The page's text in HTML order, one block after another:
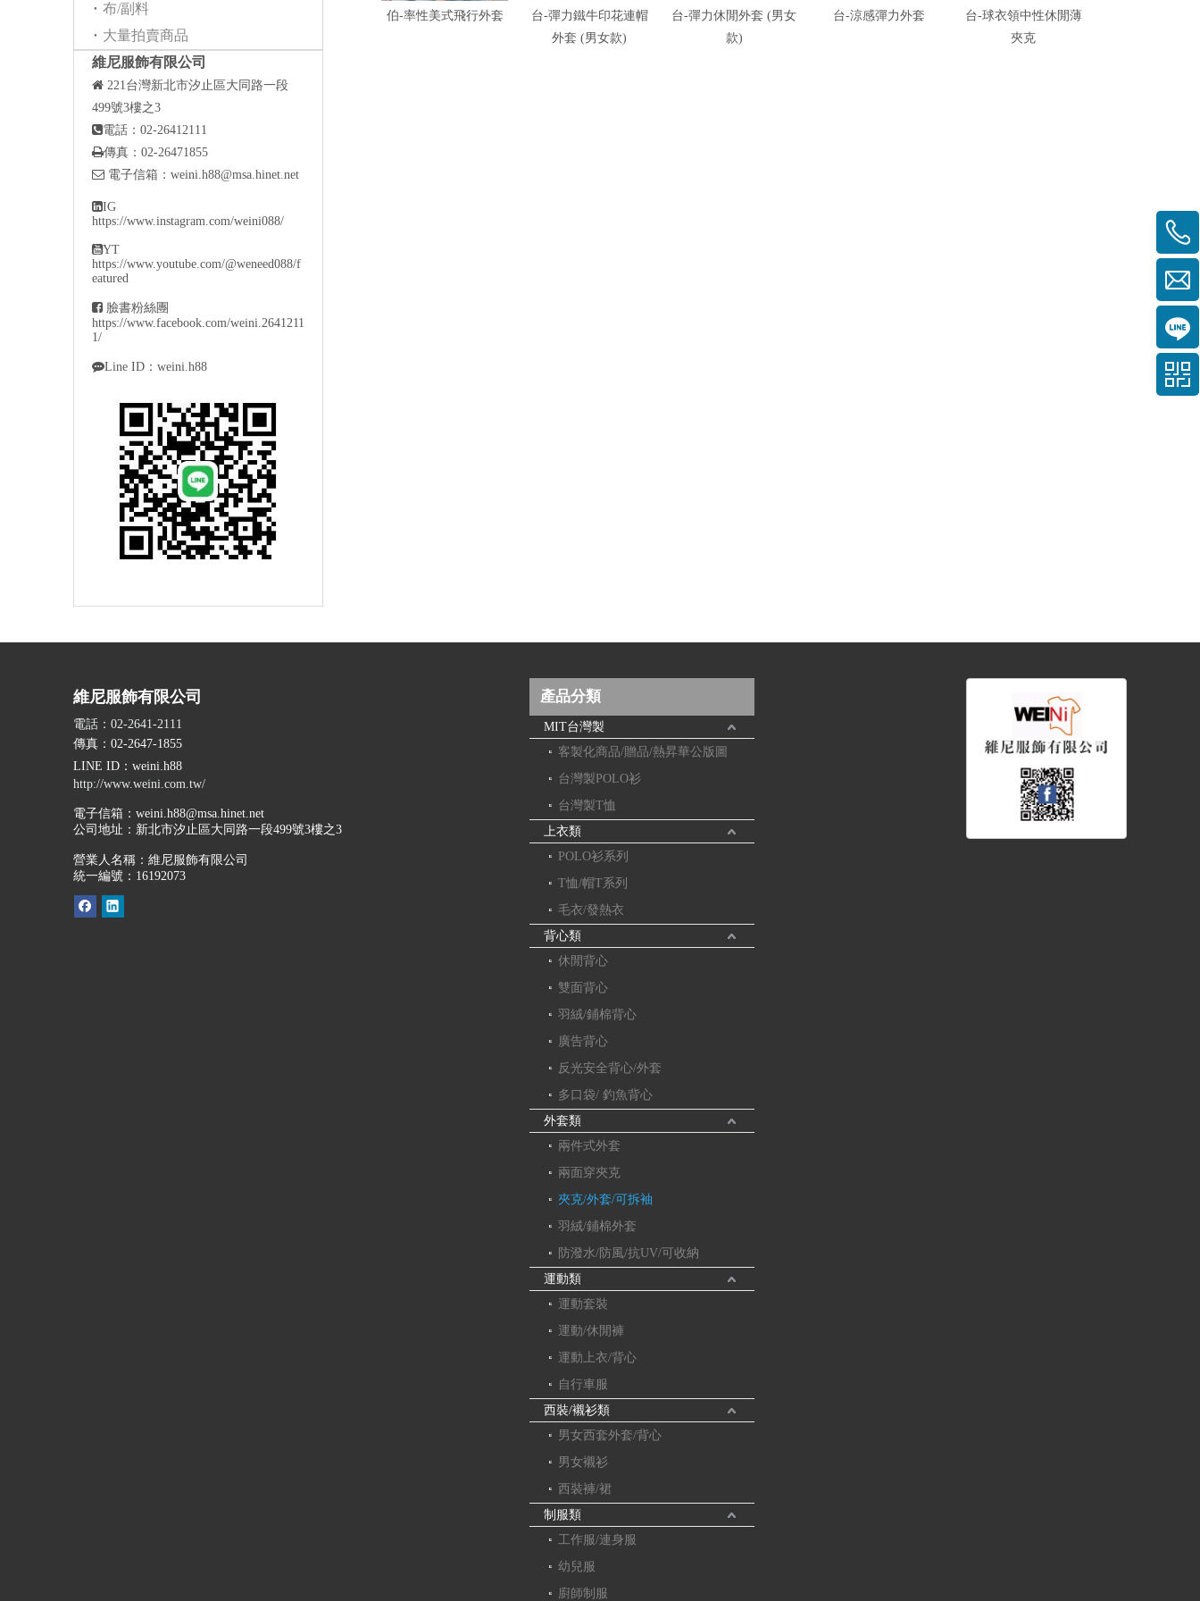
布/副料
大量拍賣商品
維尼服飾有限公司
 221台灣新北市汐止區大同路一段
499號3樓之3
電話：02-26412111
傳真：02-26471855
 電子信箱： weini.h88@msa.hinet.net
IG
https://www.instagram.com/weini088/
YT
https://www.youtube.com/@weneed088/f
eatured
 臉書粉絲團
https://www.facebook.com/weini.2641211
1/
Line ID：weini.h88
伯-率性美式飛行外套
台-彈力鐵牛印花連帽
外套 (男女款)
台-彈力休閒外套 (男女
款)
台-涼感彈力外套
台-球衣領中性休閒薄
夾克
維尼服飾有限公司
電話：02-2641-2111
傳真：02-2647-1855
LINE ID ：weini.h88
http://www.weini.com.tw/
電子信箱： weini.h88@msa.hinet.net
公司地址： 新北市汐止區大同路一段499號3樓之3
營業人名稱：維尼服飾有限公司
統一編號：16192073
產品分類
MIT台灣製
客製化商品/贈品/熱昇華公版圖
台灣製POLO衫
台灣製T恤
上衣類
POLO衫系列
T恤/帽T系列
毛衣/發熱衣
背心類
休閒背心
雙面背心
羽絨/鋪棉背心
廣告背心
反光安全背心/外套
多口袋/ 釣魚背心
外套類
兩件式外套
兩面穿夾克
夾克/外套/可拆袖
羽絨/鋪棉外套
防潑水/防風/抗UV/可收納
運動類
運動套裝
運動/休閒褲
運動上衣/背心
自行車服
西裝/襯衫類
男女西套外套/背心
男女襯衫
西裝褲/裙
制服類
工作服/連身服
幼兒服
廚師制服